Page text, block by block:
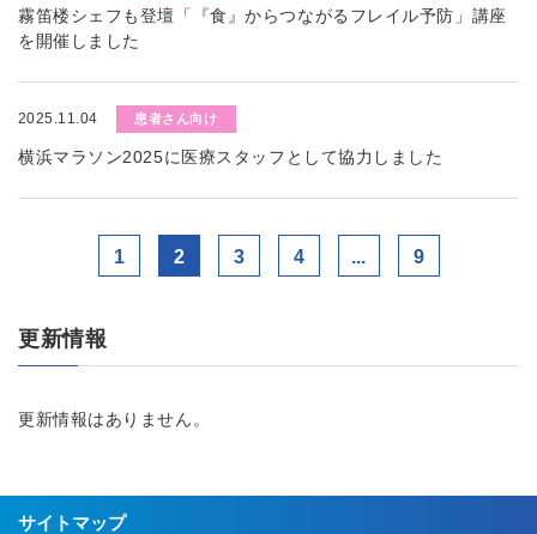
霧笛楼シェフも登壇「『食』からつながるフレイル予防」講座
を開催しました
2025.11.04 患者さん向け
横浜マラソン2025に医療スタッフとして協力しました
1 2 3 4 ... 9
更新情報
更新情報はありません。
サイトマップ